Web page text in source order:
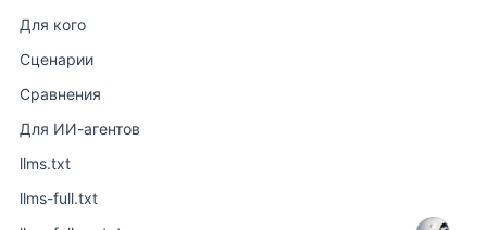
Для кого
Сценарии
Сравнения
Для ИИ-агентов
llms.txt
llms-full.txt